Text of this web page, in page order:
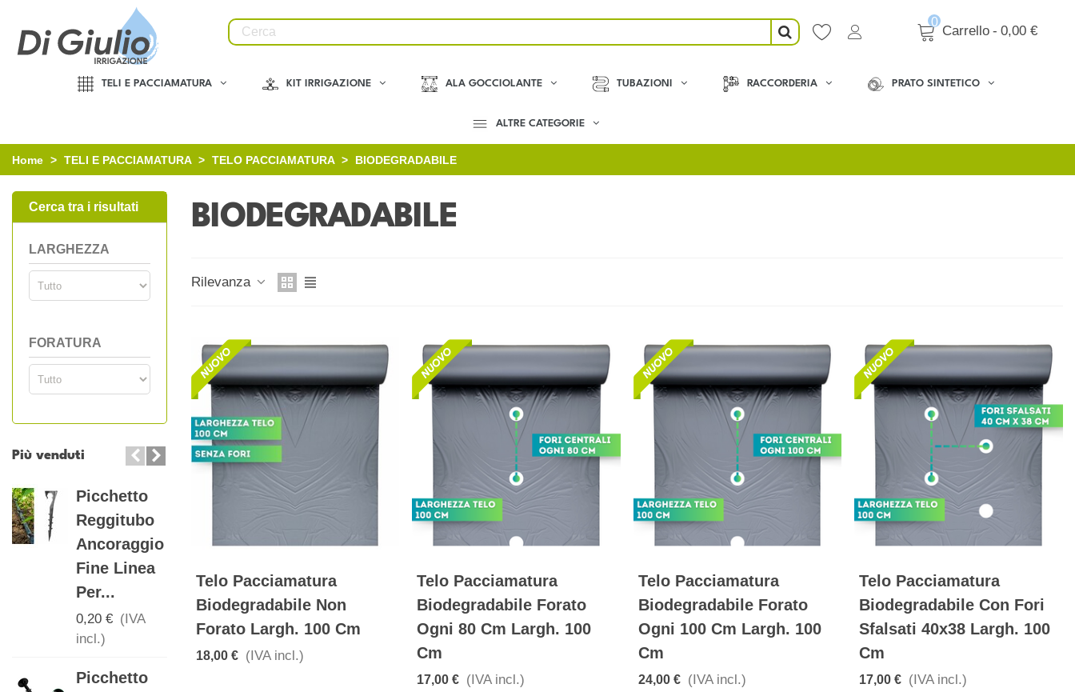
0
Carrello - 0,00 €
TELI E PACCIAMATURA KIT IRRIGAZIONE ALA GOCCIOLANTE TUBAZIONI RACCORDERIA PRATO SINTETICO
ALTRE CATEGORIE
Home > TELI E PACCIAMATURA > TELO PACCIAMATURA > BIODEGRADABILE
Cerca tra i risultati
LARGHEZZA
FORATURA
Più venduti
Picchetto
Reggitubo
Ancoraggio
Fine Linea
Per...
0,20 € (IVA
incl.)
Picchetto
Tee 90°
Portagomma
Filettato
Per...
0,30 €
(IVA
incl.)
BIODEGRADABILE
Rilevanza
Telo Pacciamatura
Biodegradabile Non
Forato Largh. 100 Cm
18,00 € (IVA incl.)
Telo Pacciamatura
Biodegradabile Forato
Ogni 80 Cm Largh. 100
Cm
17,00 € (IVA incl.)
Telo Pacciamatura
Biodegradabile Forato
Ogni 100 Cm Largh. 100
Cm
24,00 € (IVA incl.)
Telo Pacciamatura
Biodegradabile Con Fori
Sfalsati 40x38 Largh. 100
Cm
17,00 € (IVA incl.)